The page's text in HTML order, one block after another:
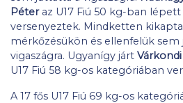
Péteraz U17 Fiú 50 kg-ban lépett
versenyeztek. Mindketten
mérkőzésükön és ellenfelük sem
vigaszágra. Ugyanígy járt
U17 Fiú 58 kg-os kategóriában
A 17 fős U17 Fiú 69 kg-os